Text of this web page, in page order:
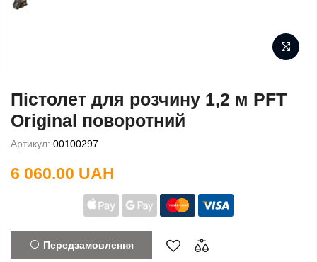
Пістолет для розчину 1,2 м PFT
Original поворотний
Артикул: 00100297
6 060.00 UAH
Передзамовлення